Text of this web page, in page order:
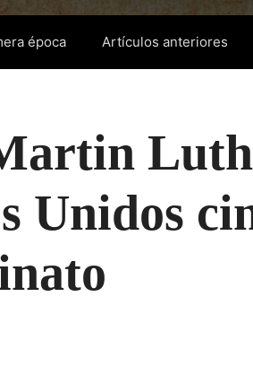
época Artículos anteriores
Unidos